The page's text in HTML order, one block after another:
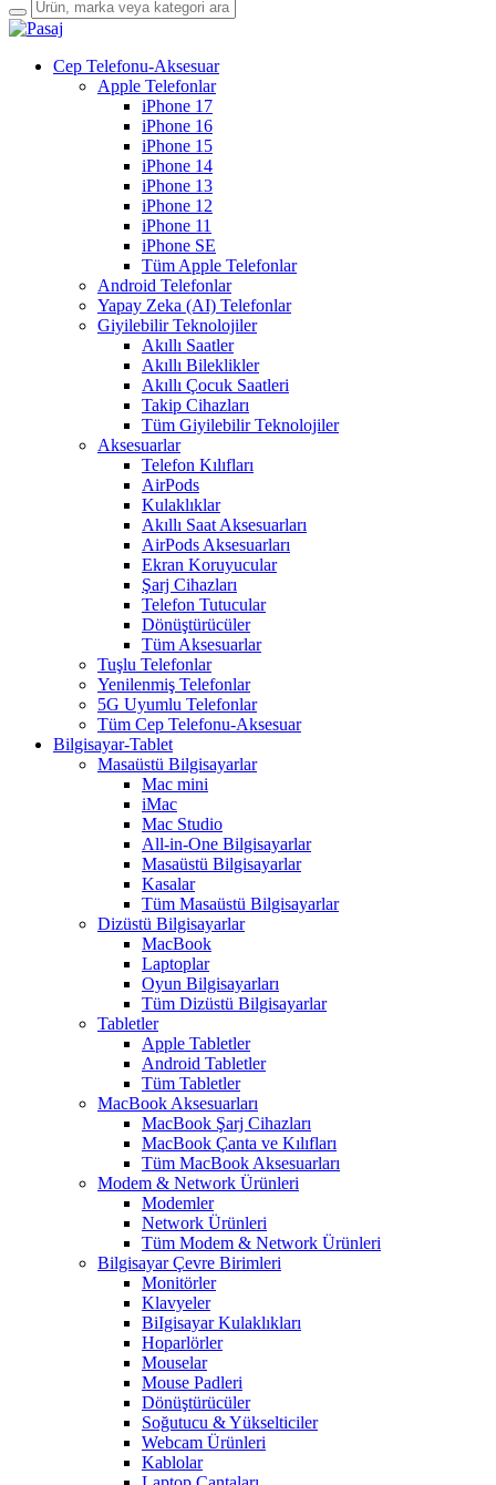
Cep Telefonu-Aksesuar
Apple Telefonlar
iPhone 17
iPhone 16
iPhone 15
iPhone 14
iPhone 13
iPhone 12
iPhone 11
iPhone SE
Tüm Apple Telefonlar
Android Telefonlar
Yapay Zeka (AI) Telefonlar
Giyilebilir Teknolojiler
Akıllı Saatler
Akıllı Bileklikler
Akıllı Çocuk Saatleri
Takip Cihazları
Tüm Giyilebilir Teknolojiler
Aksesuarlar
Telefon Kılıfları
AirPods
Kulaklıklar
Akıllı Saat Aksesuarları
AirPods Aksesuarları
Ekran Koruyucular
Şarj Cihazları
Telefon Tutucular
Dönüştürücüler
Tüm Aksesuarlar
Tuşlu Telefonlar
Yenilenmiş Telefonlar
5G Uyumlu Telefonlar
Tüm Cep Telefonu-Aksesuar
Bilgisayar-Tablet
Masaüstü Bilgisayarlar
Mac mini
iMac
Mac Studio
All-in-One Bilgisayarlar
Masaüstü Bilgisayarlar
Kasalar
Tüm Masaüstü Bilgisayarlar
Dizüstü Bilgisayarlar
MacBook
Laptoplar
Oyun Bilgisayarları
Tüm Dizüstü Bilgisayarlar
Tabletler
Apple Tabletler
Android Tabletler
Tüm Tabletler
MacBook Aksesuarları
MacBook Şarj Cihazları
MacBook Çanta ve Kılıfları
Tüm MacBook Aksesuarları
Modem & Network Ürünleri
Modemler
Network Ürünleri
Tüm Modem & Network Ürünleri
Bilgisayar Çevre Birimleri
Monitörler
Klavyeler
BiIgisayar Kulaklıkları
Hoparlörler
Mouselar
Mouse Padleri
Dönüştürücüler
Soğutucu & Yükselticiler
Webcam Ürünleri
Kablolar